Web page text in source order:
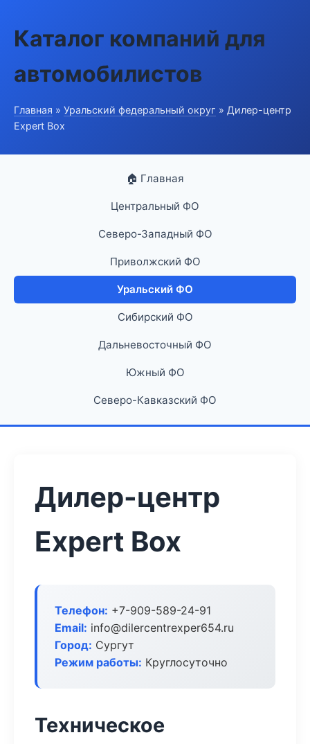
Каталог компаний для
автомобилистов
Главная » Уральский федеральный округ » Дилер-центр
Expert Box
🏠 Главная
Центральный ФО
Северо-Западный ФО
Приволжский ФО
Уральский ФО
Сибирский ФО
Дальневосточный ФО
Южный ФО
Северо-Кавказский ФО
Дилер-центр
Expert Box
Телефон: +7-909-589-24-91
Email: info@dilercentrexper654.ru
Город: Сургут
Режим работы: Круглосуточно
Техническое